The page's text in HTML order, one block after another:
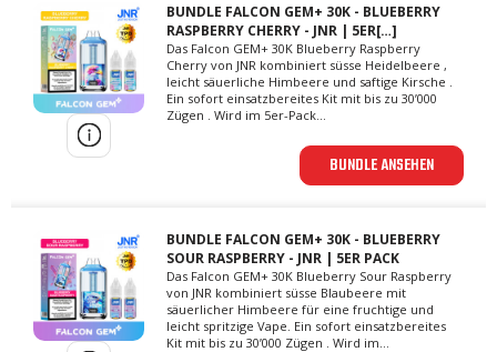
BUNDLE FALCON GEM+ 30K - BLUEBERRY
RASPBERRY CHERRY - JNR | 5ER[…]
Das Falcon GEM+ 30K Blueberry Raspberry
Cherry von JNR kombiniert süsse Heidelbeere ,
leicht säuerliche Himbeere und saftige Kirsche .
Ein sofort einsatzbereites Kit mit bis zu 30’000
Zügen . Wird im 5er-Pack...
BUNDLE ANSEHEN
BUNDLE FALCON GEM+ 30K - BLUEBERRY
SOUR RASPBERRY - JNR | 5ER PACK
Das Falcon GEM+ 30K Blueberry Sour Raspberry
von JNR kombiniert süsse Blaubeere mit
säuerlicher Himbeere für eine fruchtige und
leicht spritzige Vape. Ein sofort einsatzbereites
Kit mit bis zu 30’000 Zügen . Wird im...